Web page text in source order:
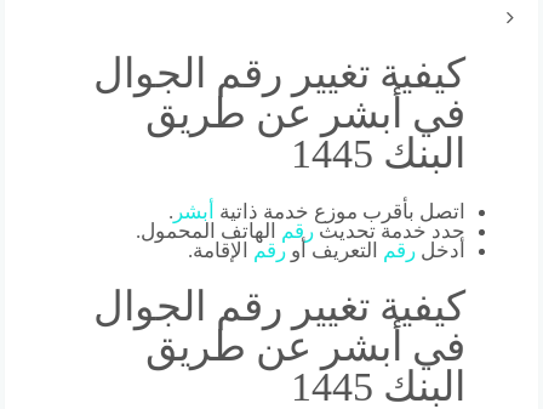
كيفية تغيير رقم الجوال
في أبشر عن طريق
البنك 1445
اتصل بأقرب موزع خدمة ذاتية أبشر
حدد خدمة تحديثرقم
الهاتف المحمول.
أدخلرقم التعريف أورقم الإقامة.
كيفية تغيير رقم الجوال
في أبشر عن طريق
البنك 1445